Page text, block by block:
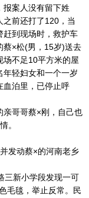
报案人没有留下姓
之前还打了120，当
赶到现场时，救护车
蔡×松(男，15岁)送去
场不足10平方米的屋
年轻妇女和一个一岁
血泊里，已停止呼
哥哥蔡×刚，自己也
。
发动蔡×的河南老乡
新小学段发现一可
毛毯，举止反常。民